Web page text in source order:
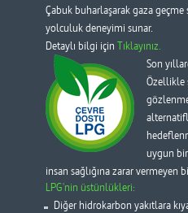
Çabuk buharlaşarak gaza
yolculuk deneyimi sunar.
Detaylı bilgi için Tıklayınız.
Son
Özellikle
uygun
insan sağlığına zarar vermeyen
LPG'nin üstünlükleri:
Diğer hidrokarbon yakıtlara